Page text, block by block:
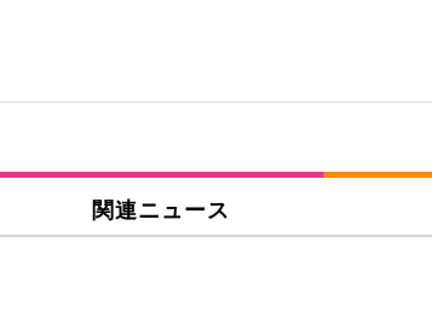
関連ニュース